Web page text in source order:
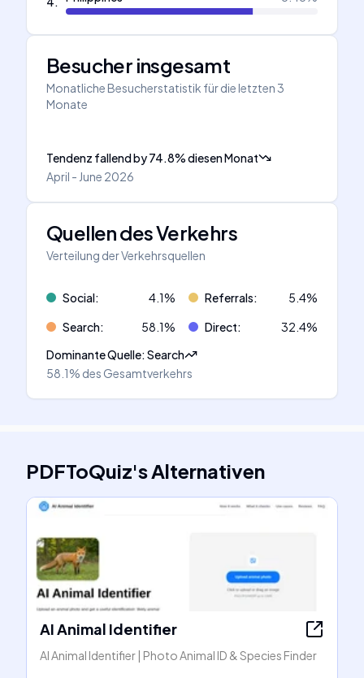
Besucher insgesamt
Monatliche Besucherstatistik für die letzten 3
Monate
Tendenz fallendby74.8%diesen Monat
April - June 2026
Quellen des Verkehrs
Verteilung der Verkehrsquellen
Social: 4.1% Referrals: 5.4%
Search: 58.1% Direct: 32.4%
Dominante Quelle:Search
58.1% des Gesamtverkehrs
PDFToQuiz'sAlternativen
AI Animal Identifier
AI Animal Identifier | Photo Animal ID & Species Finder